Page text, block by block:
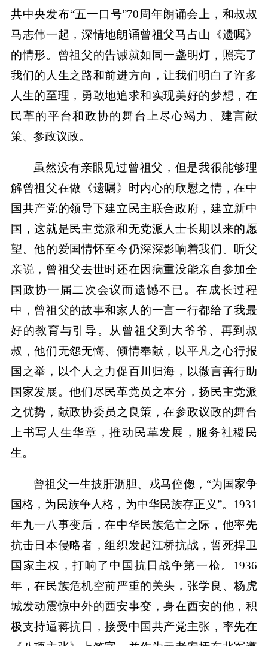
共中央发布“五一口号”70周年朗诵会上，和叔叔
马志伟一起，深情地朗诵曾祖父马占山《遗嘱》
的情形。曾祖父的告诫就如同一盏明灯，照亮了
我们的人生之路和前进方向，让我们明白了许多
人生的至理，勇敢地追求和实现美好的梦想，在
民革的平台和政协的舞台上尽心竭力、建言献
策、参政议政。
虽然没有亲眼见过曾祖父，但是我很能够理
解曾祖父在做《遗嘱》时内心的欣慰之情，在中
国共产党的领导下建立民主联合政府，建立新中
国，这就是民主党派和无党派人士长期以来的愿
望。他的爱国情怀至今仍深深影响着我们。听父
亲说，曾祖父去世时还在因病重没能亲自参加全
国政协一届二次会议而遗憾不已。在成长过程
中，曾祖父的故事和家人的一言一行都给了我最
好的教育与引导。从曾祖父到大爷爷、再到叔
叔，他们无怨无悔、倾情奉献，以平凡之心行报
国之举，以个人之力促百川归海，以微言善行助
国家发展。他们尽民革党员之本分，扬民主党派
之优势，献政协委员之良策，在参政议政的舞台
上书写人生华章，推动民革发展，服务社稷民
生。
曾祖父一生披肝沥胆、戎马倥偬，“为国家争
国格，为民族争人格，为中华民族存正义”。1931
年九一八事变后，在中华民族危亡之际，他率先
抗击日本侵略者，组织发起江桥抗战，誓死捍卫
国家主权，打响了中国抗日战争第一枪。1936
年，在民族危机空前严重的关头，张学良、杨虎
城发动震惊中外的西安事变，身在西安的他，积
极支持逼蒋抗日，接受中国共产党主张，率先在